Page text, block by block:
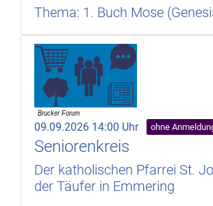
Thema: 1. Buch Mose
09.09.2026 14:00 Uhr ohne
Seniorenkreis
Der katholischen Pfarrei St.
der Täufer in Emmering